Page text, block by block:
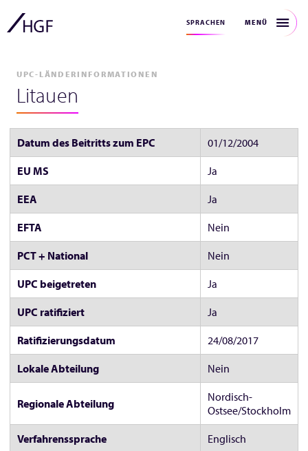
SPRACHEN MENÜ
UPC-LÄNDERINFORMATIONEN
Litauen
Datum des Beitritts zum EPC 01/12/2004
EU MS Ja
EEA Ja
EFTA Nein
PCT + National Nein
UPC beigetreten Ja
UPC ratifiziert Ja
Ratifizierungsdatum 24/08/2017
Lokale Abteilung Nein
Regionale Abteilung
Nordisch-
Ostsee/Stockholm
Verfahrenssprache Englisch